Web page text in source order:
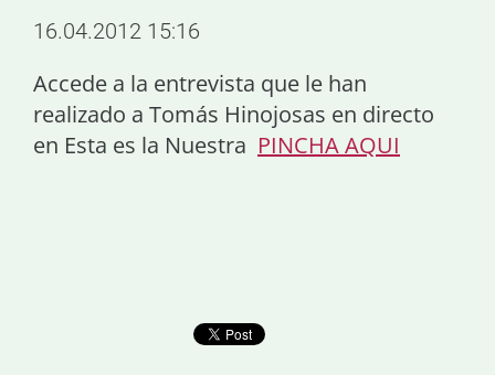
16.04.2012 15:16
Accede a la entrevista que le han
realizado a Tomás Hinojosas en directo
en Esta es la Nuestra PINCHA AQUI